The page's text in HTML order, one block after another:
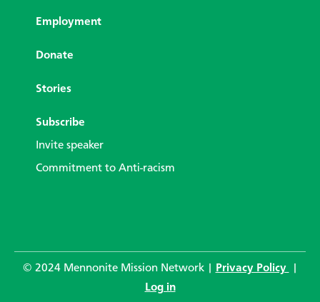
Employment
Donate
Stories
Subscribe
Invite speaker
Commitment to Anti-racism
© 2024 Mennonite Mission Network | Privacy Policy
Log in